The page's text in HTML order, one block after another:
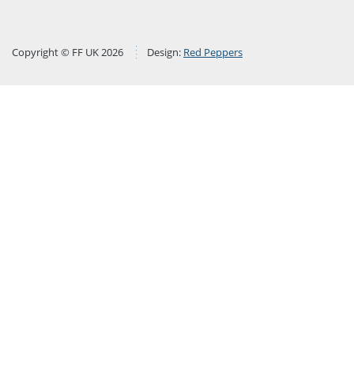
Copyright © FF UK 2026 Design: Red Peppers